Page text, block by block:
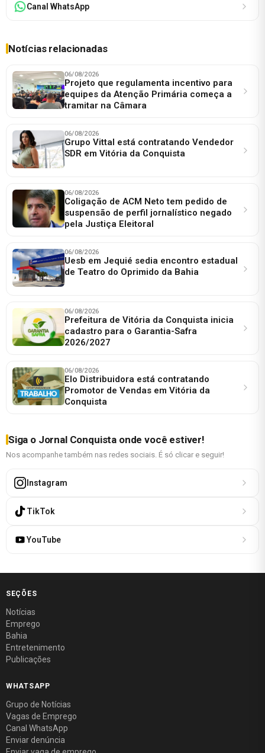
Canal WhatsApp
Notícias relacionadas
06/08/2026
Projeto que regulamenta incentivo para
equipes da Atenção Primária começa a
tramitar na Câmara
06/08/2026
Grupo Vittal está contratando Vendedor
SDR em Vitória da Conquista
06/08/2026
Coligação de ACM Neto tem pedido de
suspensão de perfil jornalístico negado
pela Justiça Eleitoral
06/08/2026
Uesb em Jequié sedia encontro estadual
de Teatro do Oprimido da Bahia
06/08/2026
Prefeitura de Vitória da Conquista inicia
cadastro para o Garantia-Safra
2026/2027
06/08/2026
Elo Distribuidora está contratando
Promotor de Vendas em Vitória da
Conquista
Siga o Jornal Conquista onde você estiver!
Nos acompanhe também nas redes sociais. É só clicar e seguir!
Instagram
TikTok
YouTube
SEÇÕES
Notícias
Emprego
Bahia
Entretenimento
Publicações
WHATSAPP
Grupo de Notícias
Vagas de Emprego
Canal WhatsApp
Enviar denúncia